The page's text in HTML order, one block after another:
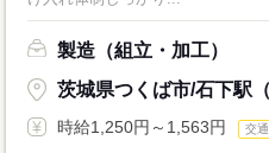
製造（組立・加工）
茨城県つくば市/石下駅（
時給1,250円～1,563円 交